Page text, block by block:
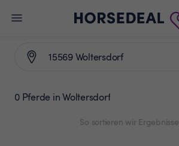
0 Pferde in Woltersdorf
So sortieren wir Ergebnisse